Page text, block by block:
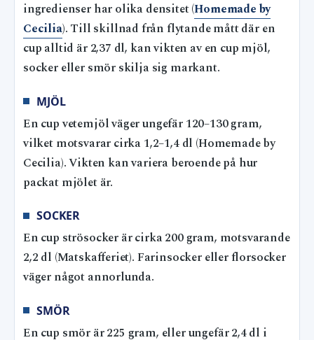
ingredienser har olika densitet (Homemade by
Cecilia). Till skillnad från flytande mått där en
cup alltid är 2,37 dl, kan vikten av en cup mjöl,
socker eller smör skilja sig markant.
MJÖL
En cup vetemjöl väger ungefär 120–130 gram,
vilket motsvarar cirka 1,2–1,4 dl (Homemade by
Cecilia). Vikten kan variera beroende på hur
packat mjölet är.
SOCKER
En cup strösocker är cirka 200 gram, motsvarande
2,2 dl (Matskafferiet). Farinsocker eller florsocker
väger något annorlunda.
SMÖR
En cup smör är 225 gram, eller ungefär 2,4 dl i